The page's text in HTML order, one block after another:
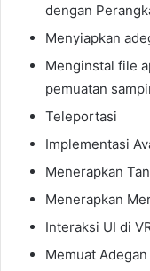
dengan
Menyiapkan
Menginstal file
pemuatan
Teleportasi
Implementasi
Menerapkan
Menerapkan
Interaksi UI di
Memuat Adegan